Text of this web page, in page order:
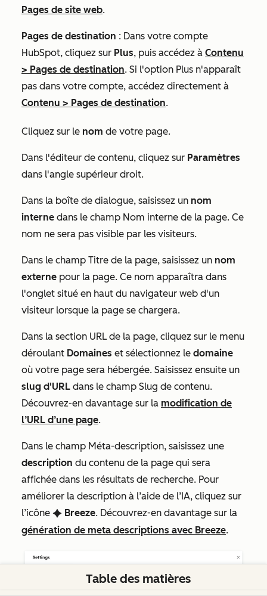
Pages de site web.
Pages de destination : Dans votre compte
HubSpot, cliquez sur Plus, puis accédez à Contenu
> Pages de destination. Si l'option Plus n'apparaît
pas dans votre compte, accédez directement à
Contenu > Pages de destination.
Cliquez sur le nom de votre page.
Dans l'éditeur de contenu, cliquez sur Paramètres
dans l'angle supérieur droit.
Dans la boîte de dialogue, saisissez un nom
interne dans le champ Nom interne de la page. Ce
nom ne sera pas visible par les visiteurs.
Dans le champ Titre de la page, saisissez un nom
externe pour la page. Ce nom apparaîtra dans
l'onglet situé en haut du navigateur web d'un
visiteur lorsque la page se chargera.
Dans la section URL de la page, cliquez sur le menu
déroulant Domaines et sélectionnez le domaine
où votre page sera hébergée. Saisissez ensuite un
slug d'URL dans le champ Slug de contenu.
Découvrez-en davantage sur la modification de
l’URL d’une page.
Dans le champ Méta-description, saisissez une
description du contenu de la page qui sera
affichée dans les résultats de recherche. Pour
améliorer la description à l’aide de l’IA, cliquez sur
l’icône artificialIntelligenceIcon Breeze. Découvrez-en davantage sur la
génération de meta descriptions avec Breeze.
Table des matières